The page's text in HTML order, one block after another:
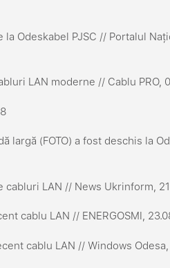
Odeskabel PJSC // Portalul
LAN moderne // Cablu PRO,
largă (FOTO) a fost deschis la
LAN // News Ukrinform,
cablu LAN // ENERGOSMI,
cablu LAN // Windows Odesa,